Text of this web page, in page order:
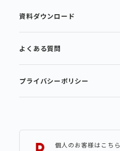
資料ダウンロード
よくある質問
プライバシーポリシー
個人のお客様はこちら